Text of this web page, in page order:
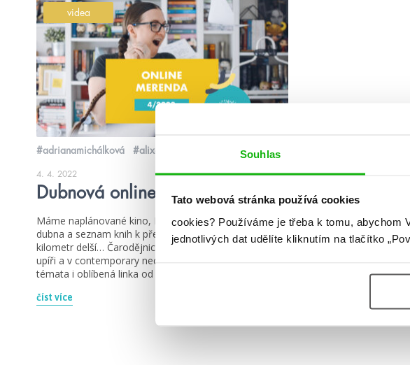
Souhlas
Tato webová stránka používá cookies
cookies? Používáme je třeba k tomu, abychom
jednotlivých dat udělíte kliknutím na tlačítko
videa
#adrianamichálková #alixeharrow
4. 4. 2022
Dubnová online merenda
Máme naplánované kino, Netflix dovolenou na 22.
dubna a seznam knih k přečtení je díky merendě zase o
kilometr delší… Čarodějnice, slovanská fantasy, andělé i
upíři a v contemporary nechybí bad boy, LGBTQ+
témata i oblíbená linka od nenávisti k lásce.
číst více